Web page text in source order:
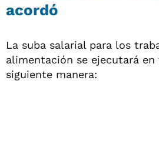
acordó
La suba salarial para los
alimentación se ejecutará
siguiente manera: